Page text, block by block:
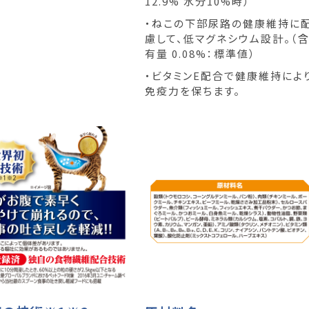
・ねこの下部尿路の健康維持に
慮して、低マグネシウム設計。（含
有量 0.08%：標準値）
・ビタミンE配合で健康維持によ
免疫力を保ちます。